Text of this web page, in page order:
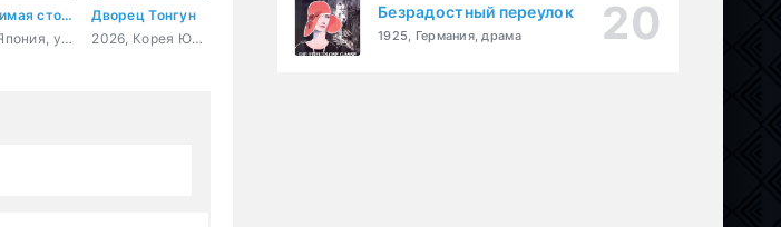
Невидимая сторона
2025, Япония, ужасы
Дворец Тонгун
2026, Корея Южная, фэнтези
Безрадостный переулок
1925, Германия, драма